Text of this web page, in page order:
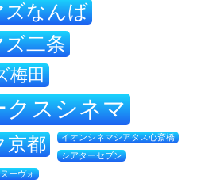
ズなんば
ズ二条
梅田
クスシネマ
京都 イオンシネマシアタス心斎橋
シアターセブン
ーヴォ